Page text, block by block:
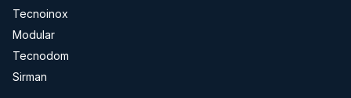
Tecnoinox
Modular
Tecnodom
Sirman